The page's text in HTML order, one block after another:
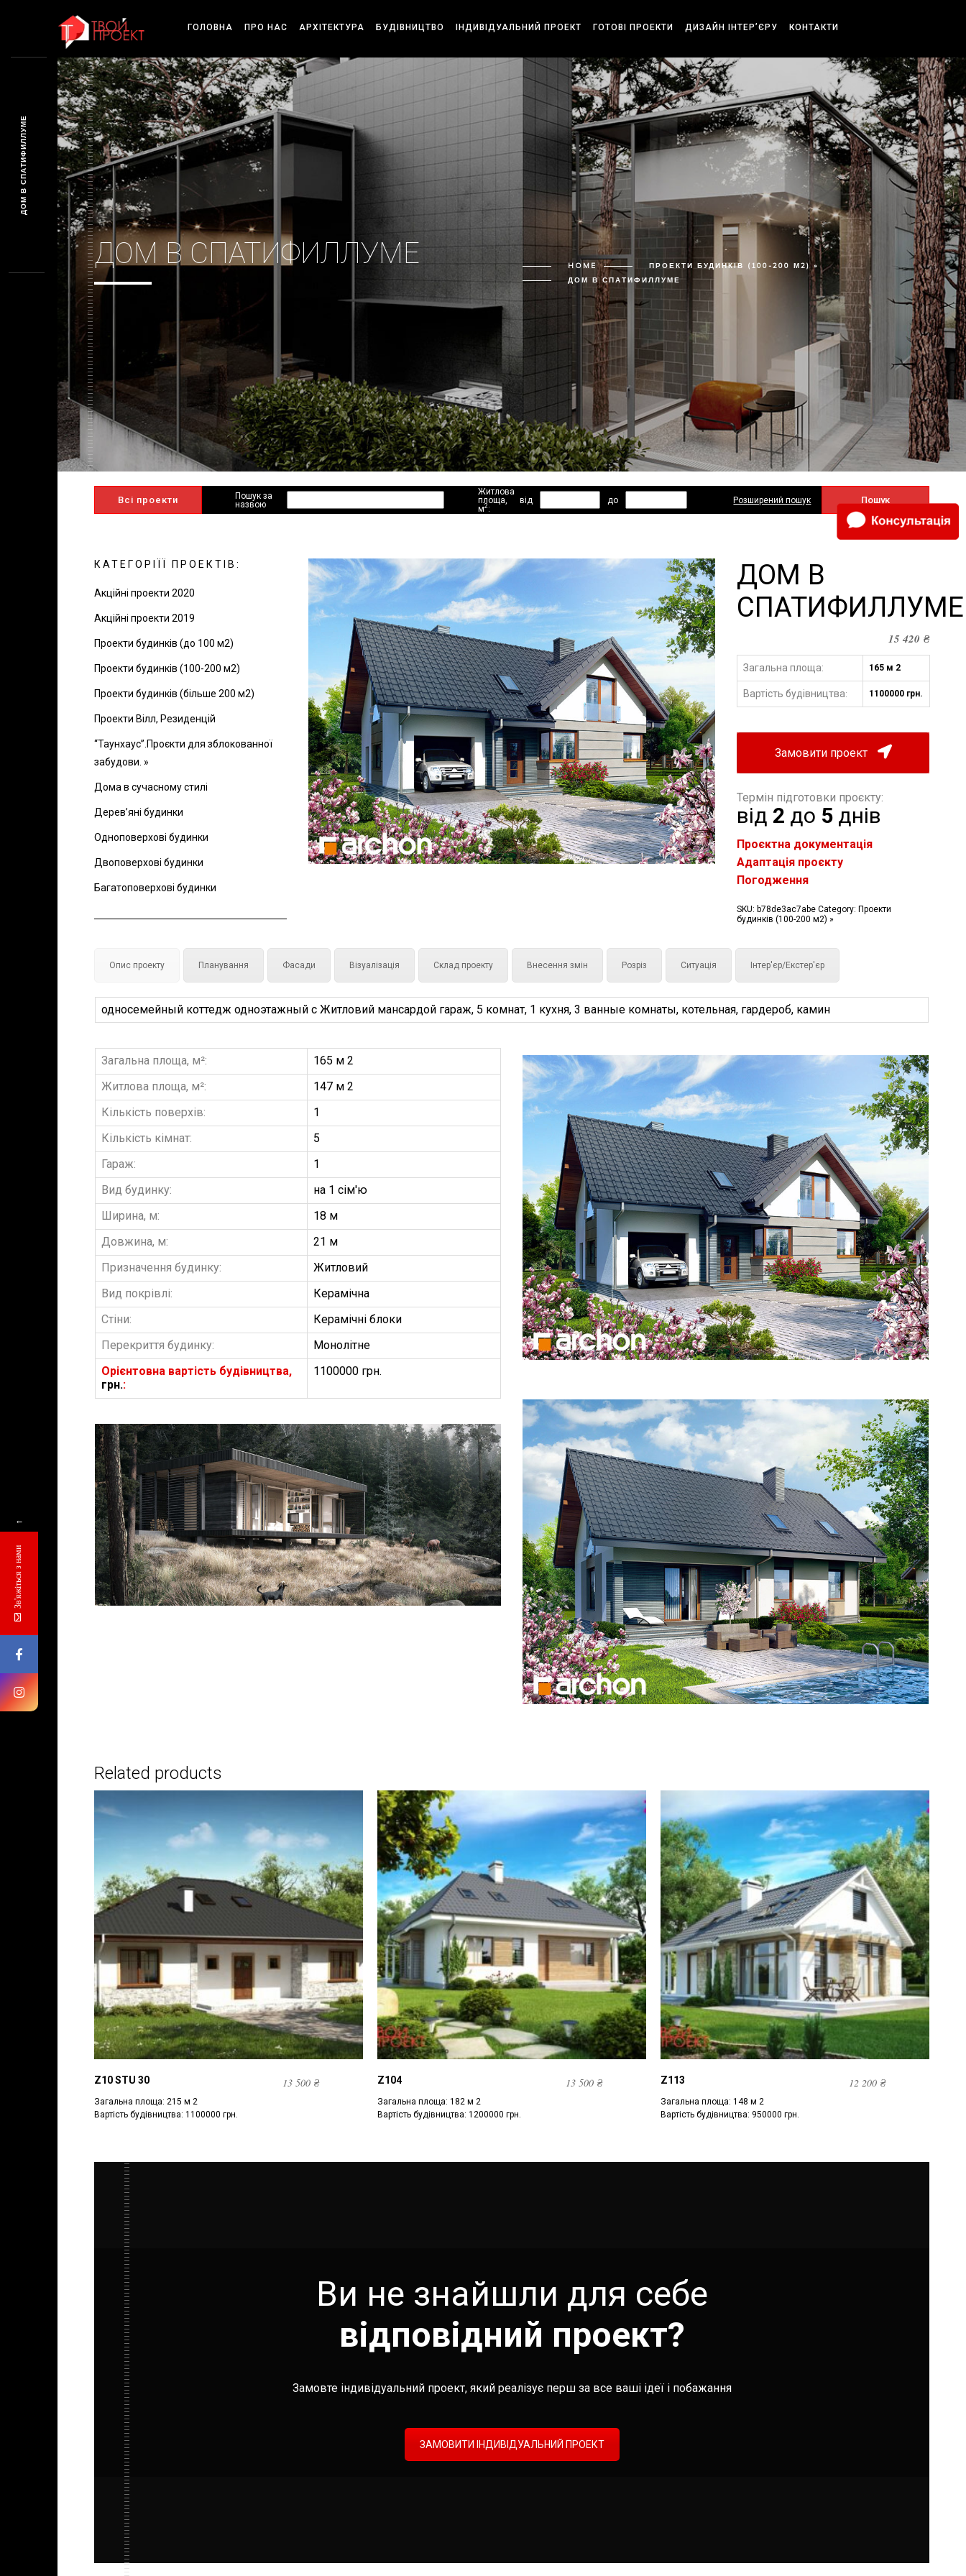
ГОЛОВНА ПРО НАС АРХІТЕКТУРА БУДІВНИЦТВО ІНДИВІДУАЛЬНИЙ ПРОЕКТ ГОТОВІ ПРОЕКТИ ДИЗАЙН ІНТЕР’ЄРУ КОНТАКТИ
ДОМ В СПАТИФИЛЛУМЕ HOME
ПРОЕКТИ БУДИНКІВ (100-200 М2) »
ДОМ В СПАТИФИЛЛУМЕ
Всі проекти
Пошук за
назвою
Житлова
площа,
м2:
від до Пошук
Розширений пошук
КАТЕГОРІЇЇ ПРОЕКТІВ:
Акційні проекти 2020
Акційні проекти 2019
Проекти будинків (до 100 м2)
Проекти будинків (100-200 м2)
Проекти будинків (більше 200 м2)
Проекти Вілл, Резиденцій
“Таунхаус”.Проєкти для зблокованної
забудови. »
Дома в сучасному стилі
Дерев’яні будинки
Одноповерхові будинки
Двоповерхові будинки
Багатоповерхові будинки
ДОМ В
СПАТИФИЛЛУМЕ
15 420₴
Загальна площа: 165 м 2
Вартість будівництва: 1100000 грн.
Замовити проект
Термін підготовки проєкту:
від 2 до 5 днів
Проєктна документація
Адаптація проєкту
Погодження
SKU: b78de3ac7abe Category:Проекти
будинків (100-200 м2) »
Опис проекту Планування Фасади Візуалізація Склад проекту Внесення змін Розріз Ситуація Інтер'єр/Екстер'єр
односемейный коттедж одноэтажный с Житловий мансардой гараж, 5 комнат, 1 кухня, 3 ванные комнаты, котельная, гардероб, камин
Загальна площа, м²:
165 м 2
Житлова площа, м²:
147 м 2
Кількість поверхів:
1
Кількість кімнат:
5
Гараж:
1
Вид будинку:
на 1 сім'ю
Ширина, м:
18 м
Довжина, м:
21 м
Призначення будинку:
Житловий
Вид покрівлі:
Керамічна
Стіни:
Керамічні блоки
Перекриття будинку:
Монолітне
Орієнтовна вартість будівництва,
грн.:
1100000 грн.
БУДІВНИЦТВО БУДИНКІВ
З
АББ”ТВІЙ ПРОЕКТ”
Замовити будівництво
Related products
Z10 STU 30 13 500 ₴
Загальна площа: 215 м 2
Вартість будівництва: 1100000 грн.
Z104 13 500 ₴
Загальна площа: 182 м 2
Вартість будівництва: 1200000 грн.
Z113 12 200₴
Загальна площа: 148 м 2
Вартість будівництва: 950000 грн.
Ви не знайшли для себе
відповідний проект?
Замовте індивідуальний проект, який реалізує перш за все ваші ідеї і побажання
ЗАМОВИТИ ІНДИВІДУАЛЬНИЙ ПРОЕКТ
ДОМ В СПАТИФИЛЛУМЕ
←
Зв'яжіться з нами